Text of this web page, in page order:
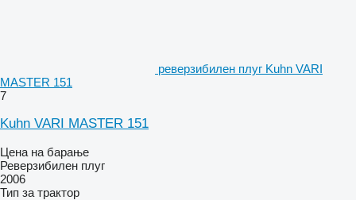
реверзибилен плуг Kuhn VARI
MASTER 151
7
Kuhn VARI MASTER 151
Цена на барање
Реверзибилен плуг
2006
Тип за трактор